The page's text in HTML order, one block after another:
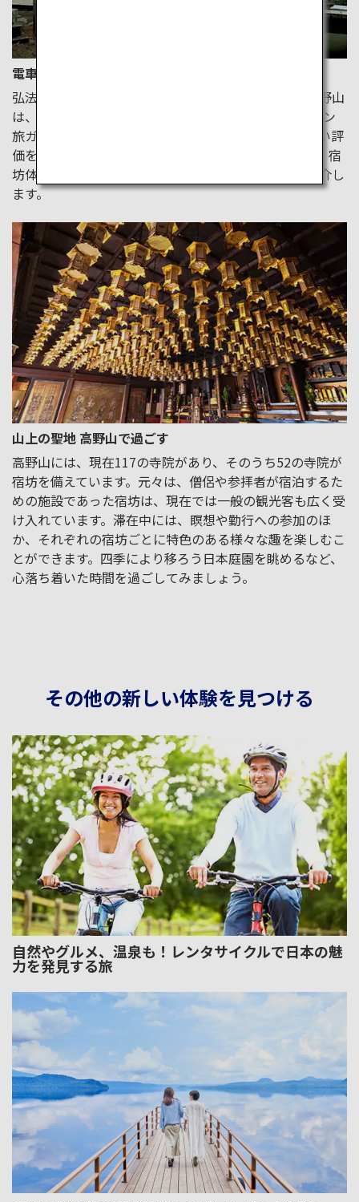
電車でめぐる関西：高野山
弘法大師空海によって開かれた日本仏教の一大聖地高野山
は、2004年にユネスコ世界遺産に登録され、ミシュラン
旅ガイド日本版においても三つ星を獲得しており、高い評
価を受けている参拝観光地です。周遊きっぷを使って、宿
坊体験を中心に日本の仏教に触れられるコースをご紹介し
ます。
山上の聖地 高野山で過ごす
高野山には、現在117の寺院があり、そのうち52の寺院が
宿坊を備えています。元々は、僧侶や参拝者が宿泊するた
めの施設であった宿坊は、現在では一般の観光客も広く受
け入れています。滞在中には、瞑想や勤行への参加のほ
か、それぞれの宿坊ごとに特色のある様々な趣を楽しむこ
とができます。四季により移ろう日本庭園を眺めるなど、
心落ち着いた時間を過ごしてみましょう。
その他の新しい体験を見つける
自然やグルメ、温泉も！レンタサイクルで日本の魅
力を発見する旅